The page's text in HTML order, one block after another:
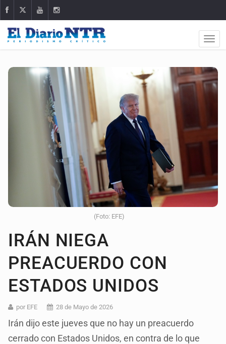
(Foto: EFE)
IRÁN NIEGA
PREACUERDO CON
ESTADOS UNIDOS
por EFE 28 de Mayo de 2026
Irán dijo este jueves que no hay un preacuerdo
cerrado con Estados Unidos, en contra de lo que